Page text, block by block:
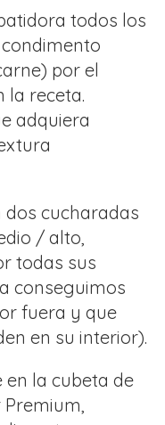
todos los
por el
la receta.
adquiera
dos cucharadas
/ alto,
todas sus
conseguimos
fuera y que
en su interior).
en la cubeta de